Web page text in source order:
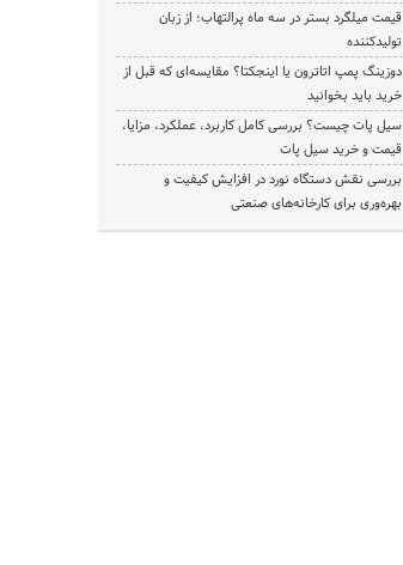
قیمت میلگرد بستر در سه ماه پرالتهاب؛ از زبان
تولیدکننده
دوزینگ پمپ اتاترون یا اینجکتا؟ مقایسه‌ای که قبل از
خرید باید بخوانید
سیل پات چیست؟ بررسی کامل کاربرد، عملکرد، مزایا،
قیمت و خرید سیل پات
بررسی نقش دستگاه نورد در افزایش کیفیت و
بهره‌وری برای کارخانه‌های صنعتی